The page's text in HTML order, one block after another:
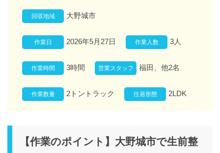
回収地域 大野城市
作業日 2026年5月27日 作業人数 3人
作業時間 3時間 営業スタッフ 福田、他2名
作業数量 2トントラック 住居形態 2LDK
【作業のポイント】大野城市で生前整